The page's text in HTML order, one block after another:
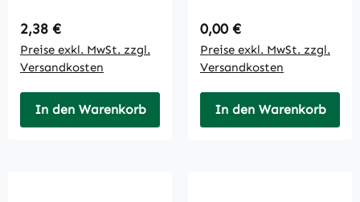
Regulärer Preis:
2,38 €
Preise exkl. MwSt. zzgl.
Versandkosten
In den Warenkorb
Regulärer Preis:
0,00 €
Preise exkl. MwSt. zzgl.
Versandkosten
In den Warenkorb